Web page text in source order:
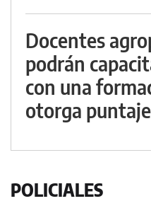
Docentes
podrán
con una
otorga puntaje
POLICIALES